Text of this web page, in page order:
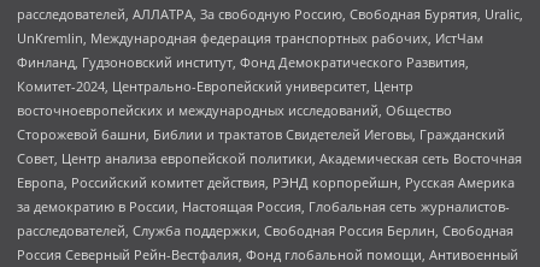
расследователей, АЛЛАТРА, За свободную Россию, Свободная Бурятия, Uralic,
UnKremlin, Международная федерация транспортных рабочих, ИстЧам
Финланд, Гудзоновский институт, Фонд Демократического Развития,
Комитет-2024, Центрально-Европейский университет, Центр
восточноевропейских и международных исследований, Общество
Сторожевой башни, Библии и трактатов Свидетелей Иеговы, Гражданский
Совет, Центр анализа европейской политики, Академическая сеть Восточная
Европа, Российский комитет действия, РЭНД корпорейшн, Русская Америка
за демократию в России, Настоящая Россия, Глобальная сеть журналистов-
расследователей, Служба поддержки, Свободная Россия Берлин, Свободная
Россия Северный Рейн-Вестфалия, Фонд глобальной помощи, Антивоенный